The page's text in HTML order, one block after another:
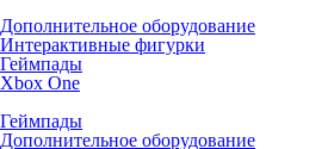
Дополнительное оборудование
Интерактивные фигурки
Геймпады
Xbox One
Геймпады
Дополнительное оборудование